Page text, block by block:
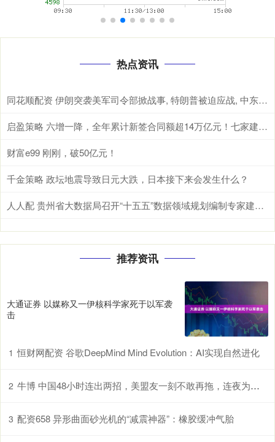
热点资讯
同花顺配资 伊朗突袭美军司令部掀战事, 特朗普被迫应战, 中东局势走向何方?
启盈策略 六增一降，全年累计新签合同额超14万亿元！七家建筑央企成绩单来了
财富e99 刚刚，破50亿元！
千金策略 政坛地震导致日元大跌，日本接下来会发生什么？
人人配 贵州省大数据局召开“十五五”数据领域规划编制专家建言座谈会
推荐资讯
大通证券 以媒称又一伊核科学家死于以军袭
击
1 恒财网配资 谷歌DeepMind Mind Evolution：AI实现自然进化
2 牛博 中国48小时连出两招，美盟友一刻不敢再拖，连夜为华大开方便之门
3 配资658 异形曲面砂光机的“减震神器”：橡胶缓冲气胎